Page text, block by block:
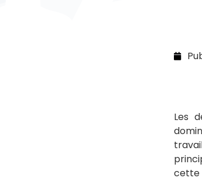
Les
cette